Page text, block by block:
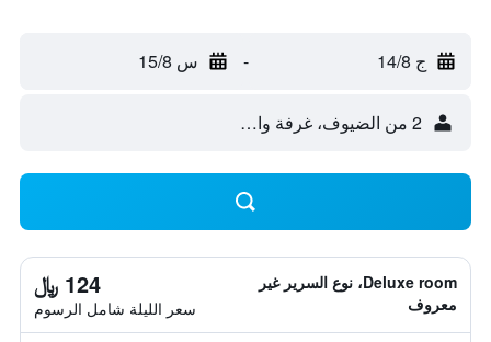
ج 14/8 - س 15/8
2 من الضيوف، غرفة واحدة
Deluxe room، نوع السرير غير
معروف
124 ﷼
سعر الليلة شامل الرسوم